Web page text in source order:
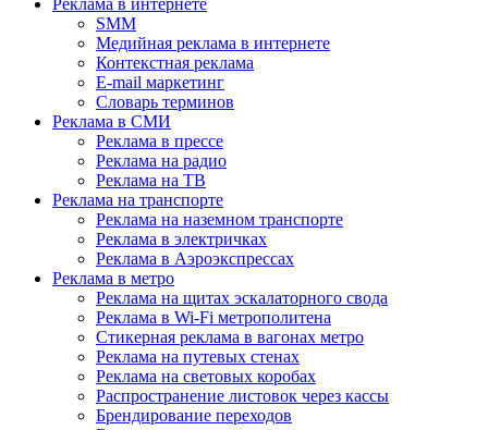
SMM
Медийная реклама в интернете
Контекстная реклама
E-mail маркетинг
Словарь терминов
Реклама в СМИ
Реклама в прессе
Реклама на радио
Реклама на ТВ
Реклама на транспорте
Реклама на наземном транспорте
Реклама в электричках
Реклама в Аэроэкспрессах
Реклама в метро
Реклама на щитах эскалаторного свода
Реклама в Wi-Fi метрополитена
Стикерная реклама в вагонах метро
Реклама на путевых стенах
Реклама на световых коробах
Распространение листовок через кассы
Брендирование переходов